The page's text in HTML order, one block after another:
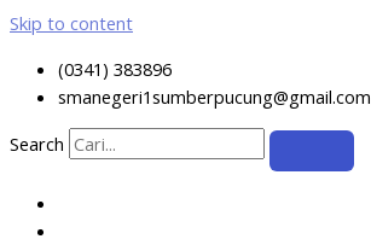
Skip to content
(0341) 383896
smanegeri1sumberpucung@gmail.com
Search